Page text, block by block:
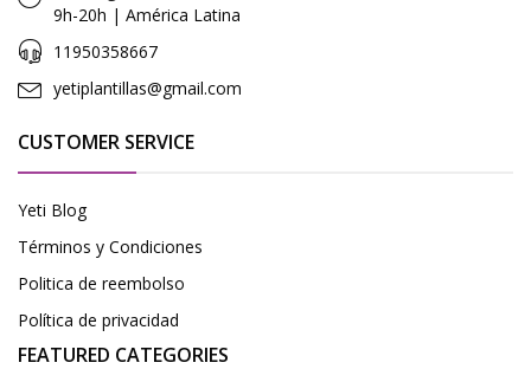
9h-20h | América Latina
11950358667
yetiplantillas@gmail.com
CUSTOMER SERVICE
Yeti Blog
Términos y Condiciones
Politica de reembolso
Política de privacidad
FEATURED CATEGORIES